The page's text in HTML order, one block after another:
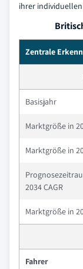
ihrer
Zentrale
Basisjahr
Marktgröße in
Marktgröße in
2034 CAGR
Marktgröße in
Fahrer